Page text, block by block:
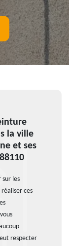
la ville
et ses
sur les
ces
respecter